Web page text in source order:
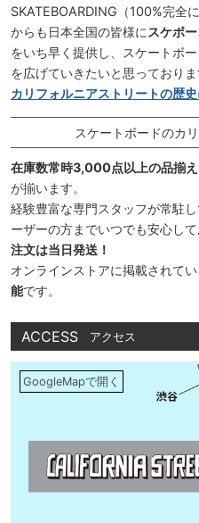
SKATEBOARDING（100%完全
からも日本全国の皆様に スケボ
をいち早く提供し、スケートボ
を広げていきたいと思っておりま
カリフォルニアストリートの歴
スケートボードのカ
在庫数常時3,000点以上の品揃え
が揃います。
経験豊富な専門スタッフが常駐
ーザーの方までいつでも安心して
注文は当日発送！
オンラインストアに掲載されて
能です。
ACCESS アクセス
GoogleMapで開く